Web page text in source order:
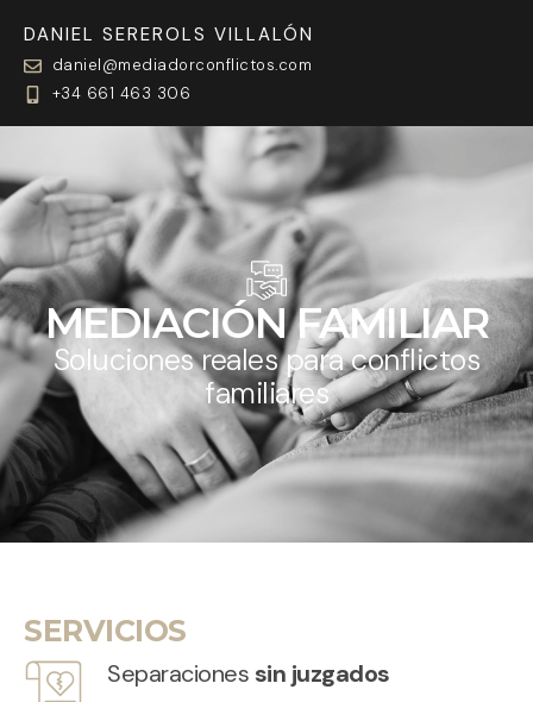
DANIEL SEREROLS VILLALÓN
daniel@mediadorconflictos.com
+34 661 463 306
MEDIACIÓN FAMILIAR
Soluciones reales para conflictos
familiares
SERVICIOS
Separaciones sin juzgados